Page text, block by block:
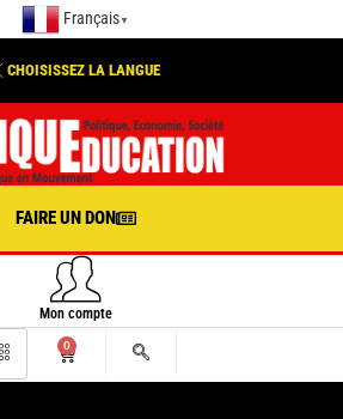
Français ▼
CHOISISSEZ LA LANGUE
FAIRE UN DON
Mon compte
0